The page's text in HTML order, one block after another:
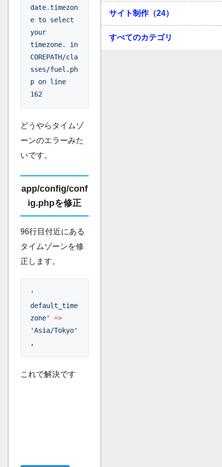
date.timezon
e to select
your
timezone. in
COREPATH/cla
sses/fuel.ph
p on line
162
どうやらタイムゾ
ーンのエラーみた
いです。
app/config/conf
ig.phpを修正
96行目付近にある
タイムゾーンを修
正します。
'
default_time
zone'
=>
'Asia/Tokyo'
,
これで解決です
サイト制作（24）
すべてのカテゴリ